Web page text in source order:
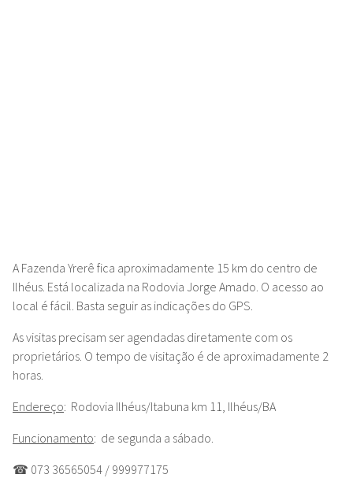
A Fazenda Yrerê fica aproximadamente 15 km do centro de
Ilhéus. Está localizada na Rodovia Jorge Amado. O acesso ao
local é fácil. Basta seguir as indicações do GPS.
As visitas precisam ser agendadas diretamente com os
proprietários. O tempo de visitação é de aproximadamente 2
horas.
Endereço: Rodovia Ilhéus/Itabuna km 11, Ilhéus/BA
Funcionamento: de segunda a sábado.
☎ 0️73 36565054 / 999977175